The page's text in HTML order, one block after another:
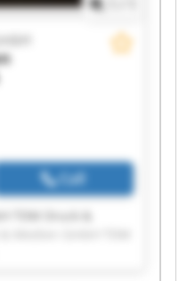
Call
Druck & Medien